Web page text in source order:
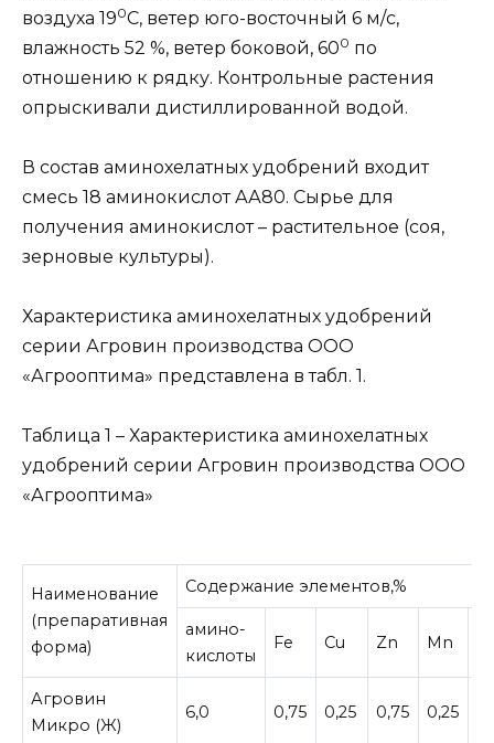
воздуха 190С, ветер юго-восточный 6 м/с,
влажность 52 %, ветер боковой, 600 по
отношению к рядку. Контрольные растения
опрыскивали дистиллированной водой.
В состав аминохелатных удобрений входит
смесь 18 аминокислот АА80. Сырье для
получения аминокислот – растительное (соя,
зерновые культуры).
Характеристика аминохелатных удобрений
серии Агровин производства ООО
«Агрооптима» представлена в табл. 1.
Таблица 1 – Характеристика аминохелатных
удобрений серии Агровин производства ООО
«Агрооптима»
Наименование
(препаративная
форма)
Содержание элементов,%
амино-
кислоты
Fe Cu Zn Mn
Агровин
Микро (Ж)
6,0 0,75 0,25 0,75 0,25